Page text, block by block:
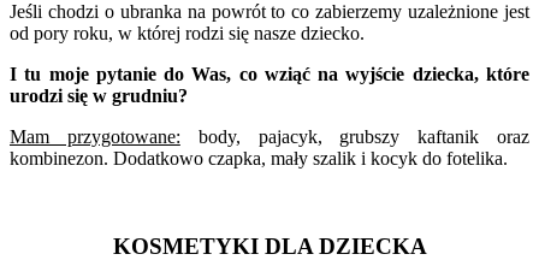
Jeśli chodzi o ubranka na powrót to co zabierzemy uzależnione jest
od pory roku, w której rodzi się nasze dziecko.
I tu moje pytanie do Was, co wziąć na wyjście dziecka, które
urodzi się w grudniu?
Mam przygotowane: body, pajacyk, grubszy kaftanik oraz
kombinezon. Dodatkowo czapka, mały szalik i kocyk do fotelika.
KOSMETYKI DLA DZIECKA